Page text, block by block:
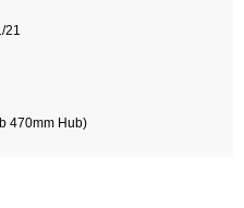
21
470mm Hub)